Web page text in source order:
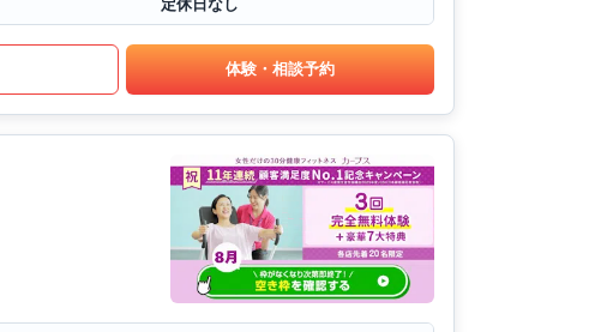
体験・相談予約